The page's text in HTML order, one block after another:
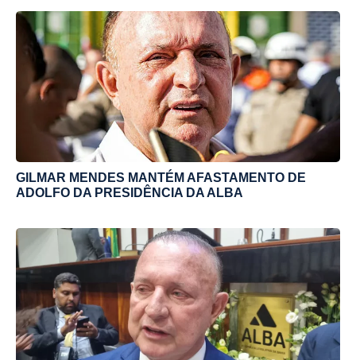
GILMAR MENDES MANTÉM AFASTAMENTO DE
ADOLFO DA PRESIDÊNCIA DA ALBA